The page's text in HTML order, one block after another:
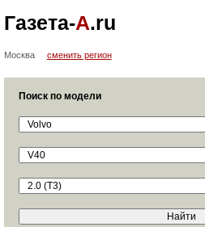
Газета-А.ru
Москва сменить регион
Поиск по модели